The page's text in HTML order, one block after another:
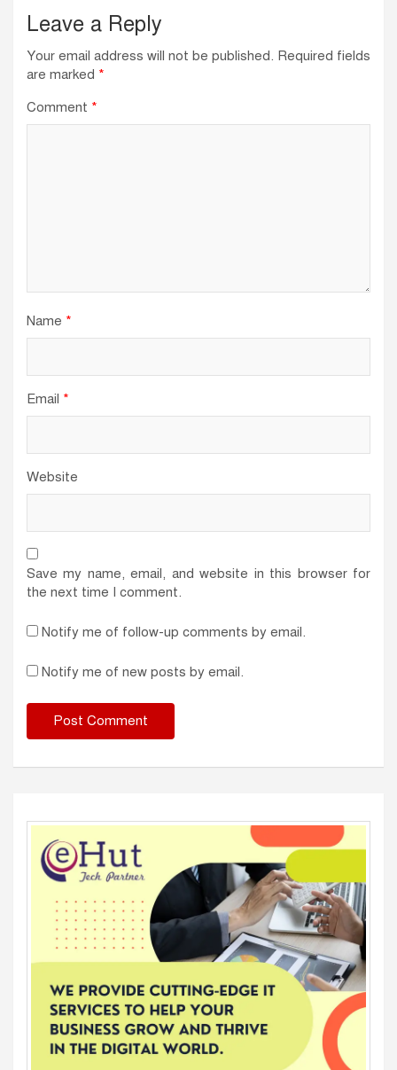
Leave a Reply
Your email address will not be published. Required fields
are marked *
Comment *
Name *
Email *
Website
Save my name, email, and website in this browser for
the next time I comment.
Notify me of follow-up comments by email.
Notify me of new posts by email.